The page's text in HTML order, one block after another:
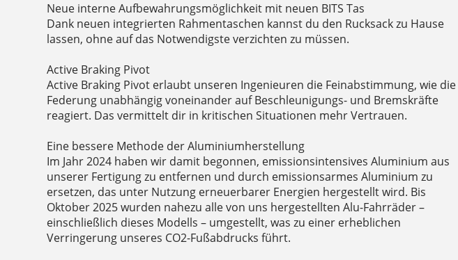
Neue interne Aufbewahrungsmöglichkeit mit neuen BITS Tas
Dank neuen integrierten Rahmentaschen kannst du den Rucksack zu Hause
lassen, ohne auf das Notwendigste verzichten zu müssen.
Active Braking Pivot
Active Braking Pivot erlaubt unseren Ingenieuren die Feinabstimmung, wie die
Federung unabhängig voneinander auf Beschleunigungs- und Bremskräfte
reagiert. Das vermittelt dir in kritischen Situationen mehr Vertrauen.
Eine bessere Methode der Aluminiumherstellung
Im Jahr 2024 haben wir damit begonnen, emissionsintensives Aluminium aus
unserer Fertigung zu entfernen und durch emissionsarmes Aluminium zu
ersetzen, das unter Nutzung erneuerbarer Energien hergestellt wird. Bis
Oktober 2025 wurden nahezu alle von uns hergestellten Alu-Fahrräder –
einschließlich dieses Modells – umgestellt, was zu einer erheblichen
Verringerung unseres CO2-Fußabdrucks führt.